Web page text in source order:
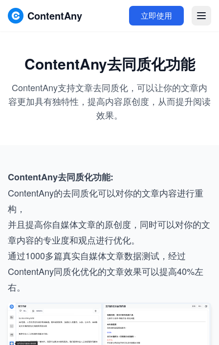
ContentAny 立即使用
ContentAny去同质化功能
ContentAny支持文章去同质化，可以让你的文章内
容更加具有独特性，提高内容原创度，从而提升阅读
效果。
ContentAny去同质化功能:
ContentAny的去同质化可以对你的文章内容进行重
构，
并且提高你自媒体文章的原创度，同时可以对你的文
章内容的专业度和观点进行优化。
通过1000多篇真实自媒体文章数据测试，经过
ContentAny同质化优化的文章效果可以提高40%左
右。